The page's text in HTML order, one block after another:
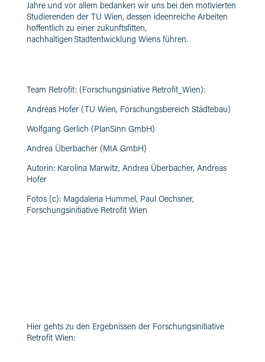
Jahre und vor allem bedanken wir uns bei den motivierten
Studierenden der TU Wien, dessen ideenreiche Arbeiten
hoffentlich zu einer zukunftsfitten,
nachhaltigen Stadtentwicklung Wiens führen.
Team Retrofit: (Forschungsiniative Retrofit_Wien):
Andreas Hofer (TU Wien, Forschungsbereich Städtebau)
Wolfgang Gerlich (PlanSinn GmbH)
Andrea Überbacher (MIA GmbH)
Autorin: Karolina Marwitz, Andrea Überbacher, Andreas
Hofer
Fotos (c): Magdalena Hummel, Paul Oechsner,
Forschungsinitiative Retrofit Wien
Hier gehts zu den Ergebnissen der Forschungsinitiative
Retrofit Wien: